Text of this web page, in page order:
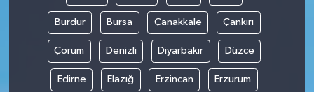
Burdur Bursa Çanakkale Çankırı
Çorum Denizli Diyarbakır Düzce
Edirne Elazığ Erzincan Erzurum